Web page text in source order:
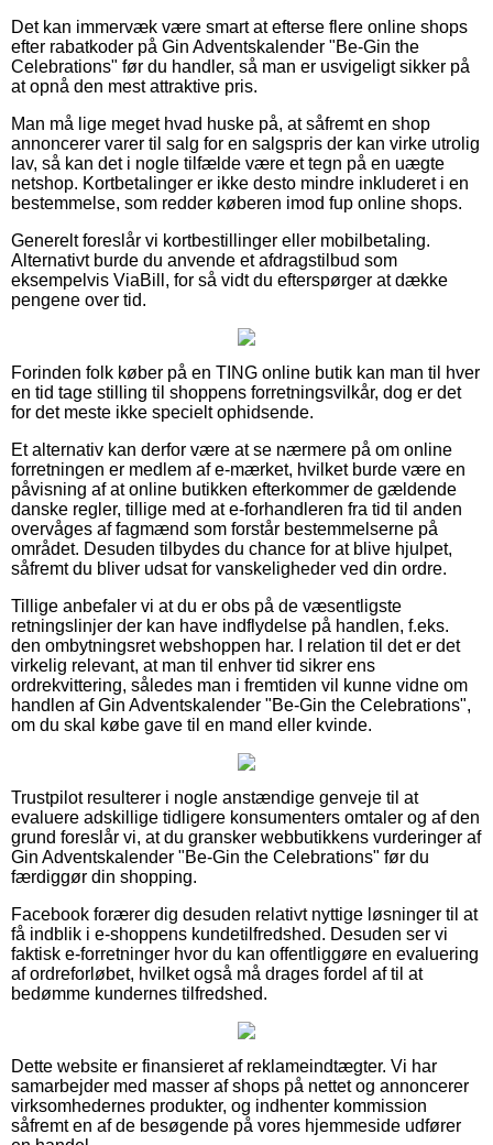
Det kan immervæk være smart at efterse flere online shops
efter rabatkoder på Gin Adventskalender "Be-Gin the
Celebrations" før du handler, så man er usvigeligt sikker på
at opnå den mest attraktive pris.
Man må lige meget hvad huske på, at såfremt en shop
annoncerer varer til salg for en salgspris der kan virke utrolig
lav, så kan det i nogle tilfælde være et tegn på en uægte
netshop. Kortbetalinger er ikke desto mindre inkluderet i en
bestemmelse, som redder køberen imod fup online shops.
Generelt foreslår vi kortbestillinger eller mobilbetaling.
Alternativt burde du anvende et afdragstilbud som
eksempelvis ViaBill, for så vidt du efterspørger at dække
pengene over tid.
Forinden folk køber på en TING online butik kan man til hver
en tid tage stilling til shoppens forretningsvilkår, dog er det
for det meste ikke specielt ophidsende.
Et alternativ kan derfor være at se nærmere på om online
forretningen er medlem af e-mærket, hvilket burde være en
påvisning af at online butikken efterkommer de gældende
danske regler, tillige med at e-forhandleren fra tid til anden
overvåges af fagmænd som forstår bestemmelserne på
området. Desuden tilbydes du chance for at blive hjulpet,
såfremt du bliver udsat for vanskeligheder ved din ordre.
Tillige anbefaler vi at du er obs på de væsentligste
retningslinjer der kan have indflydelse på handlen, f.eks.
den ombytningsret webshoppen har. I relation til det er det
virkelig relevant, at man til enhver tid sikrer ens
ordrekvittering, således man i fremtiden vil kunne vidne om
handlen af Gin Adventskalender "Be-Gin the Celebrations",
om du skal købe gave til en mand eller kvinde.
Trustpilot resulterer i nogle anstændige genveje til at
evaluere adskillige tidligere konsumenters omtaler og af den
grund foreslår vi, at du gransker webbutikkens vurderinger af
Gin Adventskalender "Be-Gin the Celebrations" før du
færdiggør din shopping.
Facebook forærer dig desuden relativt nyttige løsninger til at
få indblik i e-shoppens kundetilfredshed. Desuden ser vi
faktisk e-forretninger hvor du kan offentliggøre en evaluering
af ordreforløbet, hvilket også må drages fordel af til at
bedømme kundernes tilfredshed.
Dette website er finansieret af reklameindtægter. Vi har
samarbejder med masser af shops på nettet og annoncerer
virksomhedernes produkter, og indhenter kommission
såfremt en af de besøgende på vores hjemmeside udfører